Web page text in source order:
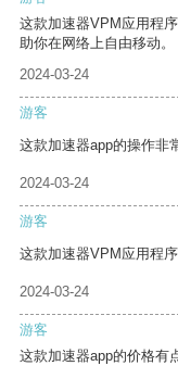
这款加速器VPM应用程
助你在网络上自由移动。
2024-03-24
游客
这款加速器app的操作非
2024-03-24
游客
这款加速器VPM应用程
2024-03-24
游客
这款加速器app的价格有